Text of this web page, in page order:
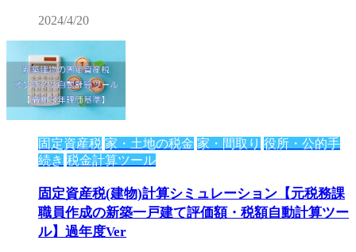
2024/4/20
固定資産税 家・土地の税金 家・間取り 役所・公的手
続き 税金計算ツール
固定資産税(建物)計算シミュレーション【元税務課
職員作成の新築一戸建て評価額・税額自動計算ツー
ル】過年度Ver